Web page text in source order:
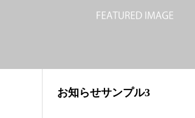
お知らせサンプル3